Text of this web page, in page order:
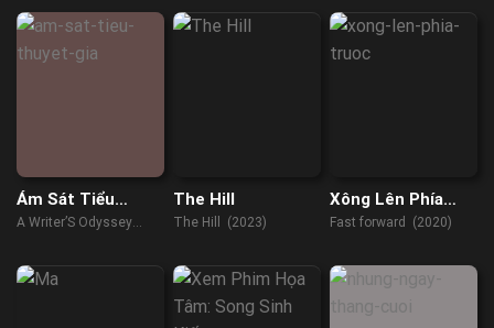
Ám Sát Tiểu
Thuyết Gia
A Writer’S Odyssey
The Hill
The Hill (2023)
Xông Lên Phía
Trước
Fast forward (2020)